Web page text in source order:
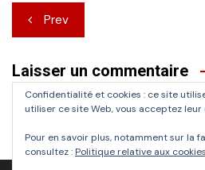
Navigation
de
l’article
Prev
Laisser un commentaire
Vous devezvous connecterpour
Confidentialité et cookies : ce site
utiliser ce site Web, vous acceptez
Pour en savoir plus, notamment sur la
consultez : Politique relative aux cookies